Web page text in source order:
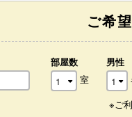
ご希
部屋数
室
男性
※ご